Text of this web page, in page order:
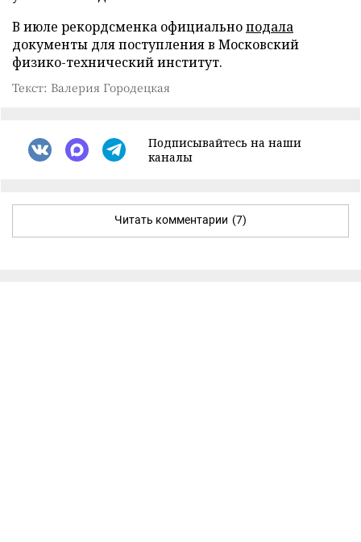
В июле рекордсменка официальноподала
документы для поступления в Московский
физико-технический институт.
Текст: Валерия Городецкая
Подписывайтесь на наши
каналы
Читать комментарии (7)